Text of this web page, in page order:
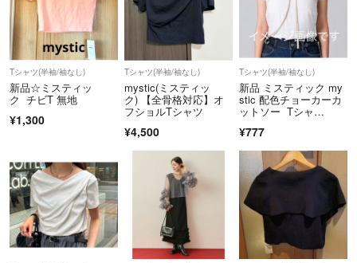
Tシャツ(半袖/袖なし)
新品☆ミスティッ
ク チビT 無地
¥1,300
Tシャツ(半袖/袖なし)
mystic(ミスティッ
ク) 【全骨格対応】オ
フショルTシャツ
¥4,500
Tシャツ(半袖/袖なし)
新品 ミスティック my
stic 配色チョーカーカ
ットソー Tシャ
¥777